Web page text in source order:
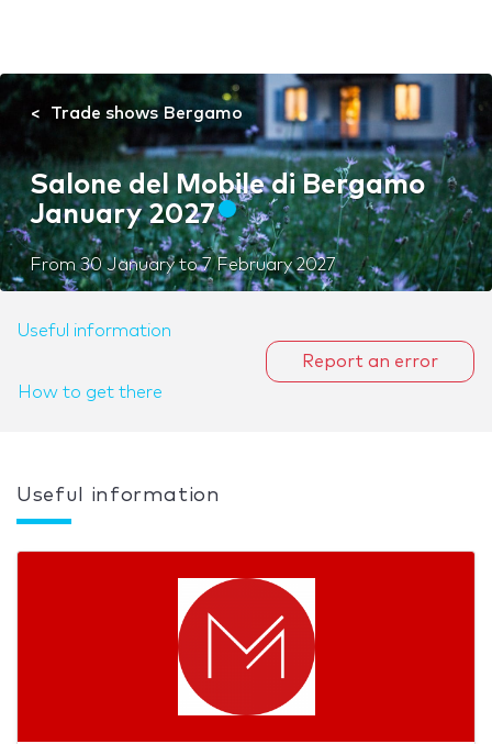
Trade shows Bergamo
Salone del Mobile di Bergamo
January 2027
From30 Januaryto7 February 2027
Useful information
How to get there
Report an error
Useful information